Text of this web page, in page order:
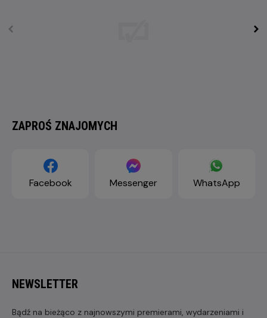
ZAPROŚ ZNAJOMYCH
Facebook Messenger WhatsApp
NEWSLETTER
Bądź na bieżąco z najnowszymi premierami, wydarzeniami i